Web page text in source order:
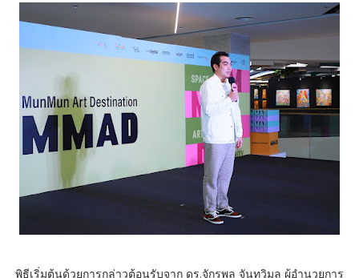
พิธีเริ่มต้นด้วยการกล่าวต้อนรับจาก ดร.จักรพล จันทวิมล ผู้อำนวยการ